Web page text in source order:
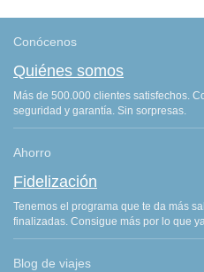
Conócenos
Quiénes somos
Más de 500.000 clientes satisfechos.
seguridad y garantía. Sin sorpresas.
Ahorro
Fidelización
Tenemos el programa que te da más
finalizadas. Consigue más por lo que
Blog de viajes